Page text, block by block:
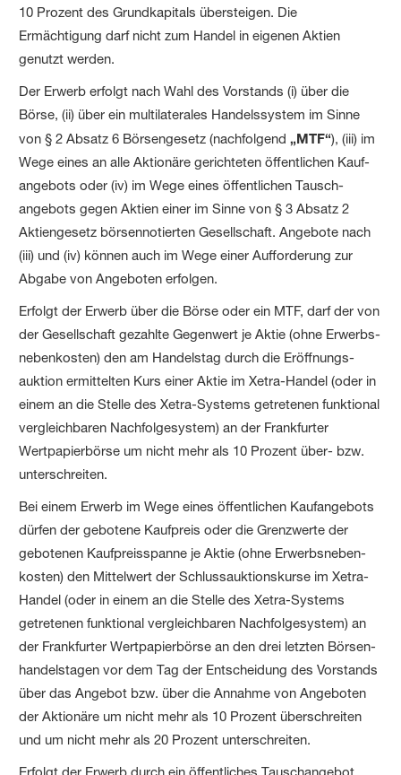
10 Prozent des Grund­kapitals übersteigen. Die
Ermächtigung darf nicht zum Handel in eigenen Aktien
genutzt werden.
Der Erwerb erfolgt nach Wahl des Vorstands (i) über die
Börse, (ii) über ein multilaterales Handelssystem im Sinne
von § 2 Absatz 6 Börsengesetz (nachfolgend„MTF“), (iii) im
Wege eines an alle Aktionäre gerichteten öffentlichen Kauf­
angebots oder (iv) im Wege eines öffentlichen Tausch­
angebots gegen Aktien einer im Sinne von § 3 Absatz 2
Aktiengesetz börsennotierten Gesellschaft. Angebote nach
(iii) und (iv) können auch im Wege einer Aufforderung zur
Abgabe von Angeboten erfolgen.
Erfolgt der Erwerb über die Börse oder ein MTF, darf der von
der Gesellschaft gezahlte Gegenwert je Aktie (ohne Erwerbs­
nebenkosten) den am Handelstag durch die Eröffnungs­
auktion ermittelten Kurs einer Aktie im Xetra-Handel (oder in
einem an die Stelle des Xetra-Systems getretenen funktional
vergleichbaren Nachfolge­system) an der Frankfurter
Wertpapierbörse um nicht mehr als 10 Prozent über- bzw.
unterschreiten.
Bei einem Erwerb im Wege eines öffentlichen Kaufangebots
dürfen der gebotene Kaufpreis oder die Grenzwerte der
gebotenen Kaufpreis­spanne je Aktie (ohne Erwerbs­neben­
kosten) den Mittelwert der Schluss­auktionskurse im Xetra-
Handel (oder in einem an die Stelle des Xetra-Systems
getretenen funktional vergleichbaren Nachfolgesystem) an
der Frankfurter Wertpapierbörse an den drei letzten Börsen­
handels­tagen vor dem Tag der Entscheidung des Vorstands
über das Angebot bzw. über die Annahme von Angeboten
der Aktionäre um nicht mehr als 10 Prozent überschreiten
und um nicht mehr als 20 Prozent unterschreiten.
Erfolgt der Erwerb durch ein öffentliches Tausch­angebot